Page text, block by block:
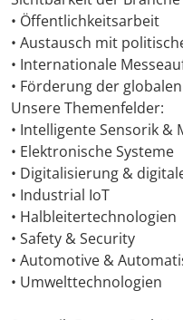
• Öffentlichkeitsarbeit
• Austausch mit
• Internationale
• Förderung der
Unsere Themenfelder:
• Intelligente Sensorik &
• Elektronische Systeme
• Digitalisierung &
• Industrial IoT
• Halbleitertechnologien
• Safety & Security
• Automotive &
• Umwelttechnologien